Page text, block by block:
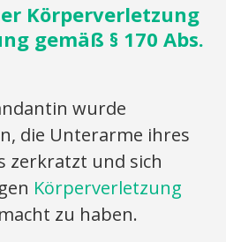
Körperverletzung
gemäß § 170 Abs.
wurde
die Unterarme ihres
zerkratzt und sich
Körperverletzung
zu haben.